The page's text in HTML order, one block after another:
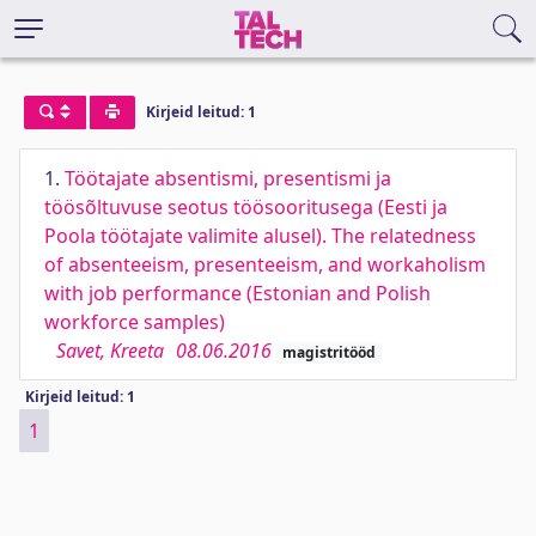
Kirjeid leitud: 1
1. Töötajate absentismi, presentismi ja
töösõltuvuse seotus töösooritusega (Eesti ja
Poola töötajate valimite alusel). The relatedness
of absenteeism, presenteeism, and workaholism
with job performance (Estonian and Polish
workforce samples)
Savet, Kreeta 08.06.2016 magistritööd
Kirjeid leitud: 1
1